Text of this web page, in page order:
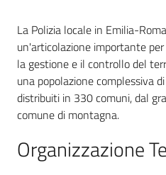
Sicurezza
urbana,
polizia
locale,
legalità
Argomenti
La Polizia locale in Emilia-
un'articolazione importante
la gestione e il controllo del
una popolazione complessiva
distribuiti in 330 comuni, dal
comune di montagna.
Organizzazione